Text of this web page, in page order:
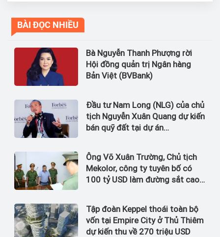
BÀI ĐỌC NHIỀU
Bà Nguyễn Thanh Phượng rời
Hội đồng quản trị Ngân hàng
Bản Việt (BVBank)
Đầu tư Nam Long (NLG) của chủ
tịch Nguyễn Xuân Quang dự kiến
bán quỹ đất tại dự án
Ông Võ Xuân Trường, Chủ tịch
Mekolor, công ty tuyên bố có
100 tỷ USD làm đường sắt cao
Tập đoàn Keppel thoái toàn bộ
vốn tại Empire City ở Thủ Thiêm
dự kiến thu về 270 triệu USD